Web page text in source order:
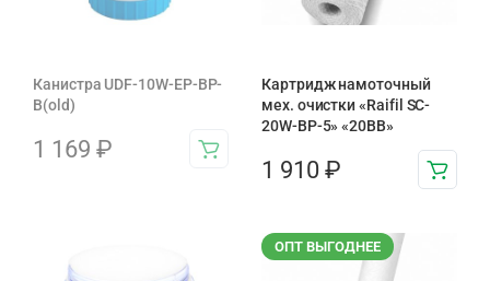
Канистра UDF-10W-EP-BP-
B(old)
1 169 ₽
Картридж намоточный
мех. очистки «Raifil SC-
20W-BP-5» «20BB»
1 910 ₽
ОПТ ВЫГОДНЕЕ